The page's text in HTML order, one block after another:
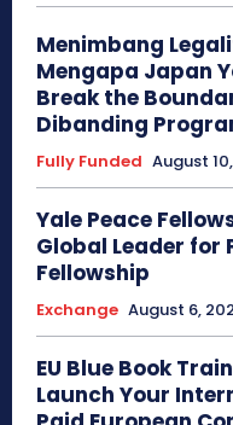
Menimbang
Mengapa Japan
Break the
Dibanding
Fully Funded August
Yale Peace
Global Leader for
Fellowship
Exchange August 6,
EU Blue Book
Launch Your